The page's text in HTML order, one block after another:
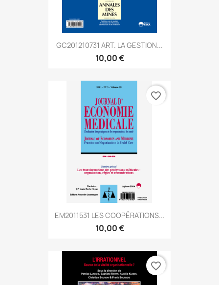
GC201210731 ART. LA GESTION...
10,00 €
EM2011531 LES COOPÉRATIONS...
10,00 €
favorite_border
favorite_border